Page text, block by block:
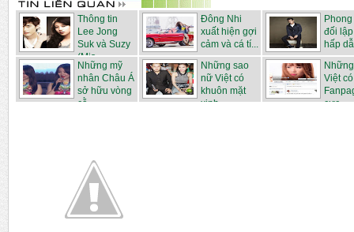
Thông tin
Lee Jong
Suk và Suzy
(Mis...
Đông Nhi
xuất hiện gợi
cảm và cá tí...
đối
hấp
...
Những mỹ
nhân Châu Á
sở hữu vòng
cằ...
Những sao
nữ Việt có
khuôn mặt
xinh...
Việt
cực...